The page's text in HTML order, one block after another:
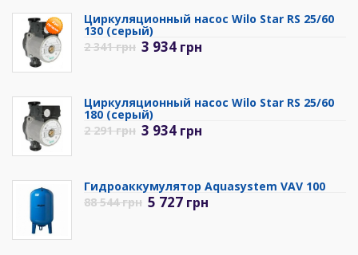
Циркуляционный насос Wilo Star RS 25/60
130 (серый)
2 341грн 3 934 грн
Циркуляционный насос Wilo Star RS 25/60
180 (серый)
2 291грн 3 934 грн
Гидроаккумулятор Aquasystem VAV 100
88 544грн 5 727 грн